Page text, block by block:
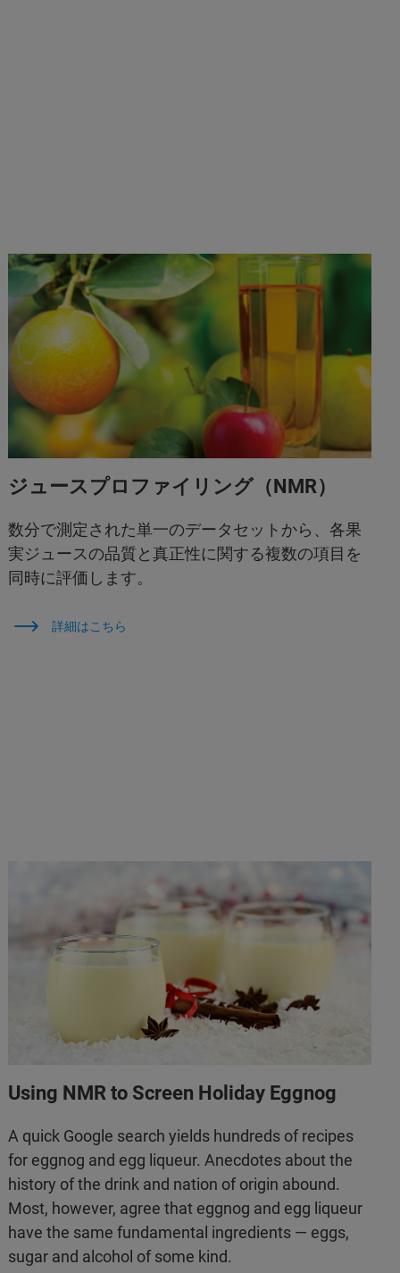
ジュースプロファイリング（NMR）
数分で測定された単一のデータセットから、各果
実ジュースの品質と真正性に関する複数の項目を
同時に評価します。
詳細はこちら
Using NMR to Screen Holiday Eggnog
A quick Google search yields hundreds of recipes
for eggnog and egg liqueur. Anecdotes about the
history of the drink and nation of origin abound.
Most, however, agree that eggnog and egg liqueur
have the same fundamental ingredients — eggs,
sugar and alcohol of some kind.